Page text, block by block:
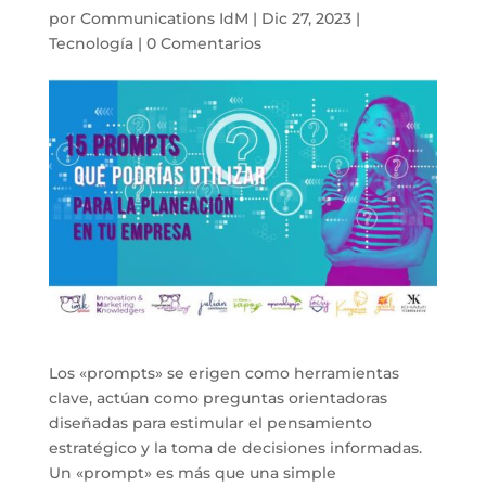
por Communications IdM | Dic 27, 2023|
Tecnología| 0 Comentarios
Los «prompts» se erigen como herramientas
clave, actúan como preguntas orientadoras
diseñadas para estimular el pensamiento
estratégico y la toma de decisiones informadas.
Un «prompt» es más que una simple